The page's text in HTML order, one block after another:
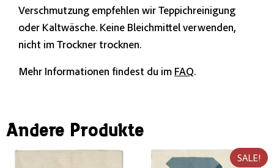
Verschmutzung empfehlen wir Teppichreinigung
oder Kaltwäsche. Keine Bleichmittel verwenden,
nicht im Trockner trocknen.
Mehr Informationen findest du im FAQ.
Andere Produkte
SALE!